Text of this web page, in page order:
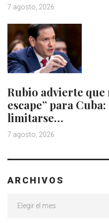
7 agosto, 2026
Rubio advierte que
escape” para
limitarse…
7 agosto, 2026
ARCHIVOS